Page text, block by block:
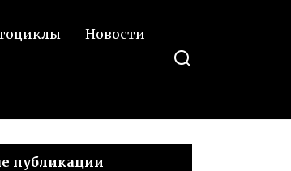
Новости
публикации